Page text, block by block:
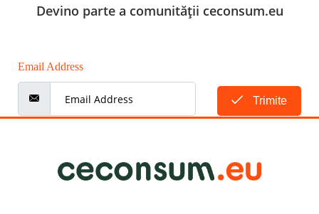
Devino parte a comunității ceconsum.eu
Email Address
Trimite